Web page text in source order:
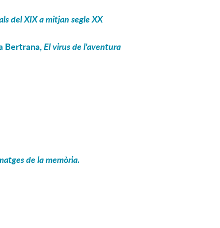
del XIX a mitjan segle XX
Bertrana,El virus de l'aventura
de la memòria.